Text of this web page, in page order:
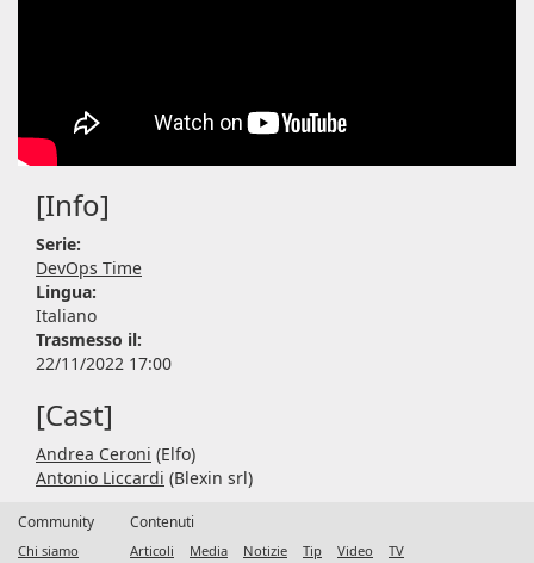
[Info]
Serie:
DevOps Time
Lingua:
Italiano
Trasmesso il:
22/11/2022 17:00
[Cast]
Andrea Ceroni (Elfo)
Antonio Liccardi (Blexin srl)
Community
Chi siamo
Contenuti
Articoli Media Notizie Tip Video TV